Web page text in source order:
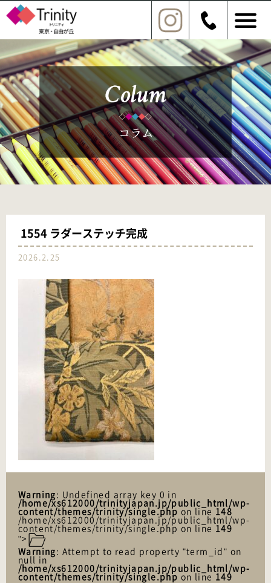
1554 ラダーステッチ完成
2026.2.25
Warning: Undefined array key 0 in
/home/xs612000/trinityjapan.jp/public_html/wp-
content/themes/trinity/single.phpon line148
/home/xs612000/trinityjapan.jp/public_html/wp-
content/themes/trinity/single.php on line149
">
Warning: Attempt to read property "term_id" on
null in
/home/xs612000/trinityjapan.jp/public_html/wp-
content/themes/trinity/single.phpon line149